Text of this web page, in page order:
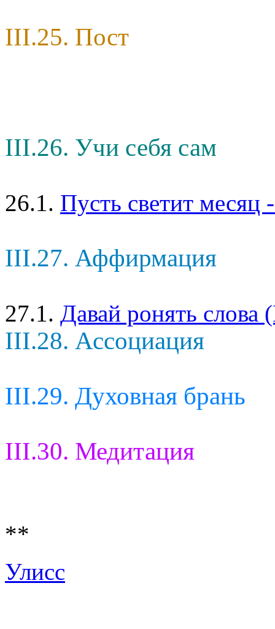
III.25. Пост
III.26. Учи себя сам
26.1. Пусть светит
III.27. Аффирмация
27.1. Давай ронять слова
III.28. Ассоциация
III.29. Духовная брань
III.30. Медитация
**
Улисс